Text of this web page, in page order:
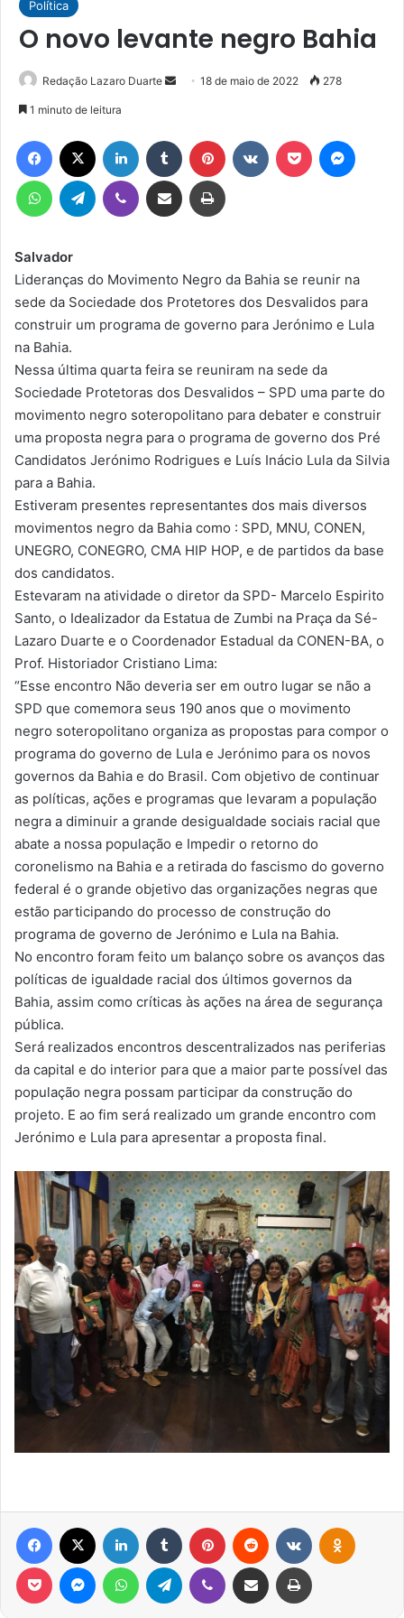
Política
O novo levante negro Bahia
Redação Lazaro Duarte
Mande
mail
18 de maio de 2022 278
1 minuto de leitura
Facebook Linkedin Tumblr Pinterest Pocket
WhatsAppTelegram Viber Compartilhar via e-mail Imprimir
Salvador
Lideranças do Movimento Negro da Bahia se reunir na
sede da Sociedade dos Protetores dos Desvalidos para
construir um programa de governo para Jerónimo e Lula
na Bahia.
Nessa última quarta feira se reuniram na sede da
Sociedade Protetoras dos Desvalidos – SPD uma parte do
movimento negro soteropolitano para debater e construir
uma proposta negra para o programa de governo dos Pré
Candidatos Jerónimo Rodrigues e Luís Inácio Lula da Silvia
para a Bahia.
Estiveram presentes representantes dos mais diversos
movimentos negro da Bahia como : SPD, MNU, CONEN,
UNEGRO, CONEGRO, CMA HIP HOP, e de partidos da base
dos candidatos.
Estevaram na atividade o diretor da SPD- Marcelo Espirito
Santo, o Idealizador da Estatua de Zumbi na Praça da Sé-
Lazaro Duarte e o Coordenador Estadual da CONEN-BA, o
Prof. Historiador Cristiano Lima:
“Esse encontro Não deveria ser em outro lugar se não a
SPD que comemora seus 190 anos que o movimento
negro soteropolitano organiza as propostas para compor o
programa do governo de Lula e Jerónimo para os novos
governos da Bahia e do Brasil. Com objetivo de continuar
as políticas, ações e programas que levaram a população
negra a diminuir a grande desigualdade sociais racial que
abate a nossa população e Impedir o retorno do
coronelismo na Bahia e a retirada do fascismo do governo
federal é o grande objetivo das organizações negras que
estão participando do processo de construção do
programa de governo de Jerónimo e Lula na Bahia.
No encontro foram feito um balanço sobre os avanços das
políticas de igualdade racial dos últimos governos da
Bahia, assim como críticas às ações na área de segurança
pública.
Será realizados encontros descentralizados nas periferias
da capital e do interior para que a maior parte possível das
população negra possam participar da construção do
projeto. E ao fim será realizado um grande encontro com
Jerónimo e Lula para apresentar a proposta final.
Facebook Linkedin Tumblr Pinterest Reddit
Pocket MessengerWhatsAppTelegram Viber Compartilhar via e-mail Imprimir